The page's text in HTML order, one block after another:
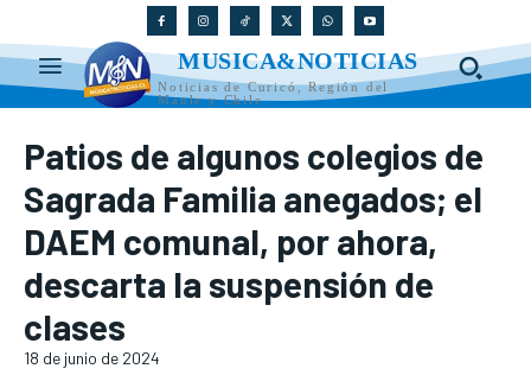
MUSICA&NOTICIAS
Noticias de Curicó, Región del
Maule y Chile
Patios de algunos colegios de
Sagrada Familia anegados; el
DAEM comunal, por ahora,
descarta la suspensión de
clases
18 de junio de 2024